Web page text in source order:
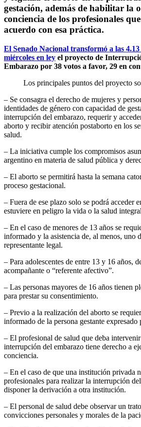
gestación, además de habilitar la
conciencia de los profesionales
acuerdo con esa práctica.
El Senado Nacional transformó a las 4.13
miércoles en ley el proyecto de
Embarazo por 38 votos a favor, 29 en
Los principales puntos del proyecto
– Se consagra el derecho de mujeres y
identidades de género con capacidad de
interrupción del embarazo, requerir y
aborto y recibir atención postaborto en los
salud.
– La iniciativa cumple los compromisos
argentino en materia de salud pública y
– El aborto se permitirá hasta la semana
proceso gestacional.
– Fuera de ese plazo solo se podrá acceder
estuviere en peligro la vida o la salud
– En el caso de menores de 13 años se
informado y la asistencia de, al menos, uno
representante legal.
– Para adolescentes de entre 13 y 16 años,
acompañante o “referente afectivo”.
– Las personas mayores de 16 años tienen
para prestar su consentimiento.
– Previo a la realización del aborto se
informado de la persona gestante expresado
– El profesional de salud que deba
interrupción del embarazo tiene derecho a
conciencia.
– En el caso de que una institución privada
profesionales para realizar la interrupción
disponer la derivación a otra institución.
– El personal de salud debe observar un
convicciones personales y morales de la